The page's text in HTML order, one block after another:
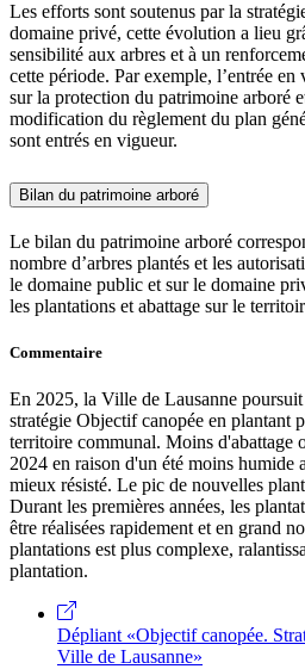
Les efforts sont soutenus par la
domaine privé, cette évolution a lieu
sensibilité aux arbres et à un
cette période. Par exemple, l’entrée
sur la protection du patrimoine arboré
modification du règlement du plan
sont entrés en vigueur.
Bilan du patrimoine arboré
Le bilan du patrimoine arboré
nombre d’arbres plantés et les
le domaine public et sur le domaine
les plantations et abattage sur le
Commentaire
En 2025, la Ville de Lausanne poursuit
stratégie Objectif canopée en plantant
territoire communal. Moins d'abattage
2024 en raison d'un été moins humide
mieux résisté. Le pic de nouvelles
Durant les premières années, les
être réalisées rapidement et en grand
plantations est plus complexe,
plantation.
Dépliant «Objectif canopée.
Ville de Lausanne»